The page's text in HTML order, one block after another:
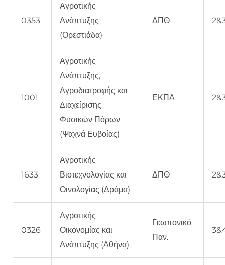
0353
Αγροτικής
Ανάπτυξης
(Ορεστιάδα)
ΔΠΘ
1001
Αγροτικής
Ανάπτυξης,
Αγροδιατροφής και
Διαχείρισης
Φυσικών Πόρων
(Ψαχνά Ευβοίας)
ΕΚΠΑ
1633
Αγροτικής
Βιοτεχνολογίας και
Οινολογίας (Δράμα)
ΔΠΘ
0326
Αγροτικής
Οικονομίας και
Ανάπτυξης (Αθήνα)
Γεωπονικό
Παν.